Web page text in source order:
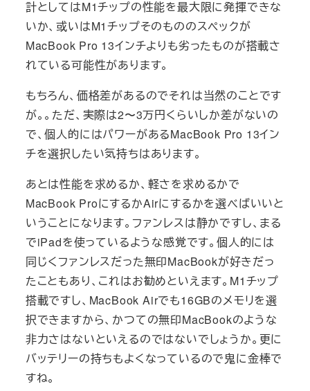
計としてはM1チップの性能を最大限に発揮できな
いか、或いはM1チップそのもののスペックが
MacBook Pro 13インチよりも劣ったものが搭載さ
れている可能性があります。
もちろん、価格差があるのでそれは当然のことです
が。。ただ、実際は2〜3万円くらいしか差がないの
で、個人的にはパワーがあるMacBook Pro 13イン
チを選択したい気持ちはあります。
あとは性能を求めるか、軽さを求めるかで
MacBook ProにするかAirにするかを選べばいいと
いうことになります。ファンレスは静かですし、まる
でiPadを使っているような感覚です。個人的には
同じくファンレスだった無印MacBookが好きだっ
たこともあり、これはお勧めといえます。M1チップ
搭載ですし、MacBook Airでも16GBのメモリを選
択できますから、かつての無印MacBookのような
非力さはないといえるのではないでしょうか。更に
バッテリーの持ちもよくなっているので鬼に金棒で
すね。